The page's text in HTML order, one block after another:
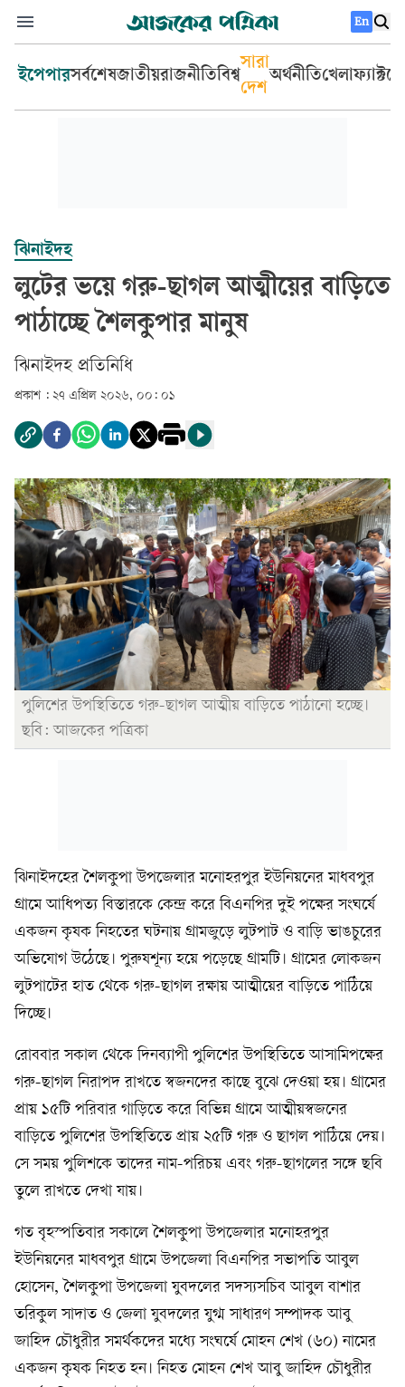
En
ইপেপারসর্বশেষজাতীয়রাজনীতিবিশ্ব
সারা
দেশ
অর্থনীতিখেলা
ঝিনাইদহ
লুটের ভয়ে গরু-ছাগল আত্মীয়ের বাড়িতে
পাঠাচ্ছে শৈলকুপার মানুষ
ঝিনাইদহ প্রতিনিধি
প্রকাশ : ২৭ এপ্রিল ২০২৬, ০০: ০১
পুলিশের উপস্থিতিতে গরু-ছাগল আত্মীয় বাড়িতে পাঠানো হচ্ছে।
ছবি: আজকের পত্রিকা
ঝিনাইদহের শৈলকুপা উপজেলার মনোহরপুর ইউনিয়নের মাধবপুর
গ্রামে আধিপত্য বিস্তারকে কেন্দ্র করে বিএনপির দুই পক্ষের সংঘর্ষে
একজন কৃষক নিহতের ঘটনায় গ্রামজুড়ে লুটপাট ও বাড়ি ভাঙচুরের
অভিযোগ উঠেছে। পুরুষশূন্য হয়ে পড়েছে গ্রামটি। গ্রামের লোকজন
লুটপাটের হাত থেকে গরু-ছাগল রক্ষায় আত্মীয়ের বাড়িতে পাঠিয়ে
দিচ্ছে।
রোববার সকাল থেকে দিনব্যাপী পুলিশের উপস্থিতিতে আসামিপক্ষের
গরু-ছাগল নিরাপদ রাখতে স্বজনদের কাছে বুঝে দেওয়া হয়। গ্রামের
প্রায় ১৫টি পরিবার গাড়িতে করে বিভিন্ন গ্রামে আত্মীয়স্বজনের
বাড়িতে পুলিশের উপস্থিতিতে প্রায় ২৫টি গরু ও ছাগল পাঠিয়ে দেয়।
সে সময় পুলিশকে তাদের নাম-পরিচয় এবং গরু-ছাগলের সঙ্গে ছবি
তুলে রাখতে দেখা যায়।
গত বৃহস্পতিবার সকালে শৈলকুপা উপজেলার মনোহরপুর
ইউনিয়নের মাধবপুর গ্রামে উপজেলা বিএনপির সভাপতি আবুল
হোসেন, শৈলকুপা উপজেলা যুবদলের সদস্যসচিব আবুল বাশার
তরিকুল সাদাত ও জেলা যুবদলের যুগ্ম সাধারণ সম্পাদক আবু
জাহিদ চৌধুরীর সমর্থকদের মধ্যে সংঘর্ষে মোহন শেখ (৬০) নামের
একজন কৃষক নিহত হন। নিহত মোহন শেখ আবু জাহিদ চৌধুরীর